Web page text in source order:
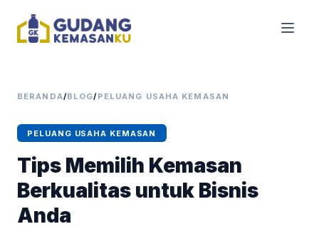
BERANDA/BLOG/ PELUANG USAHA KEMASAN
PELUANG USAHA KEMASAN
Tips Memilih Kemasan
Berkualitas untuk Bisnis
Anda